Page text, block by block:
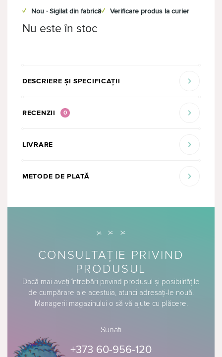
✓ Nou · Sigilat din fabrică✓ Verificare produs la curier
Nu este în stoc
DESCRIERE ȘI SPECIFICAȚII
RECENZII 0
LIVRARE
METODE DE PLATĂ
CONSULTAȚIE PRIVIND
PRODUSUL
Dacă mai aveți întrebări privind produsul și posibilitățile
de cumpărare ale acestuia, atunci adresați-le nouă.
Managerii magazinului o să vă ajute cu plăcere.
Sunati
+373 60-956-120